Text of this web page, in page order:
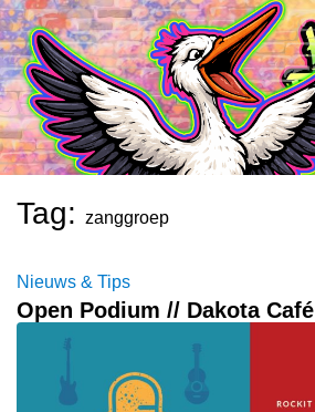
Skip
to
content
Tag: zanggroep
Nieuws & Tips
Open Podium // Dakota Café